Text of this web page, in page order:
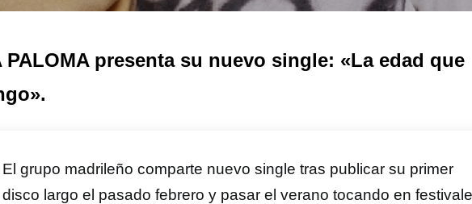
PALOMA presenta su nuevo single: «La edad que
El grupo madrileño comparte nuevo single tras publicar su primer
disco largo el pasado febrero y pasar el verano tocando en